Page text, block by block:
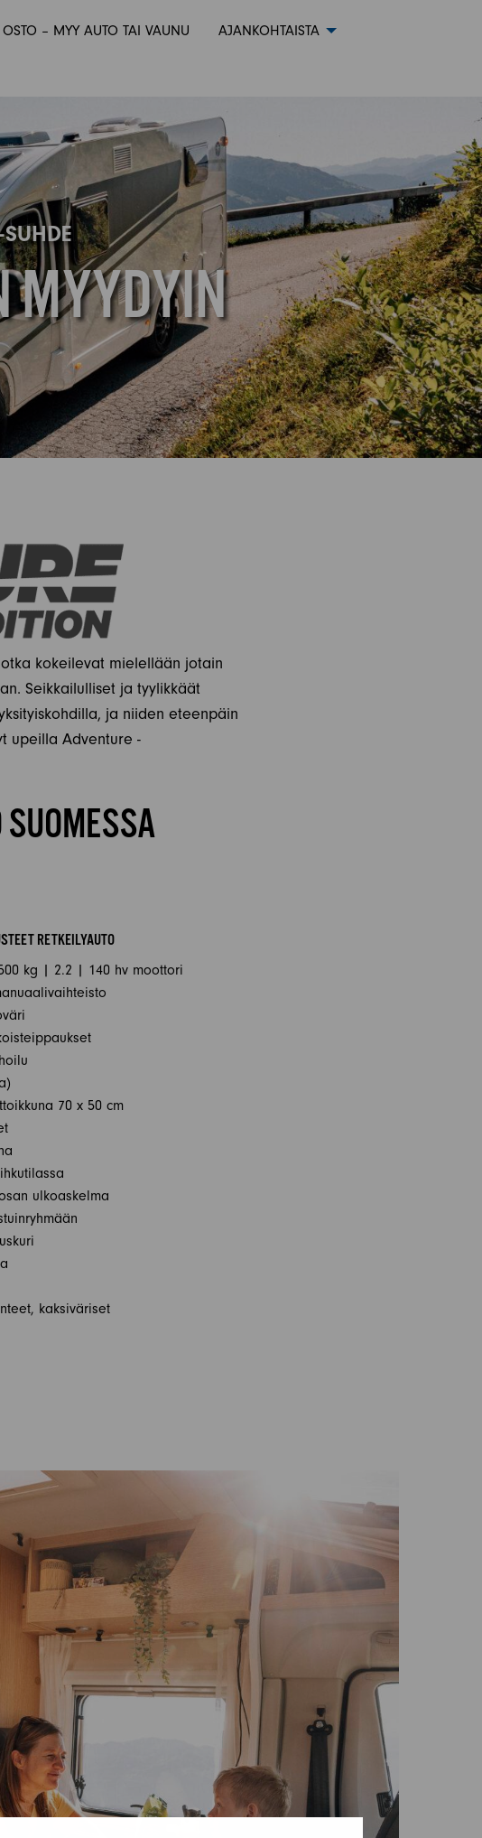
OSTO – MYY AUTO TAI VAUNU AJANKOHTAISTA
MYYDYIN
kokeilevat mielellään jotain
Seikkailulliset ja tyylikkäät
ja niiden eteenpäin
upeilla Adventure -
RETKEILYAUTO
kg | 2.2 | 140 hv moottori
70 x 50 cm
ulkoaskelma
kaksiväriset